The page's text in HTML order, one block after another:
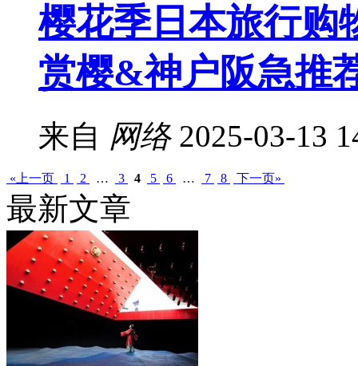
樱花季日本旅行购
赏樱&神户阪急推
来自 网络 2025-03-13
«上一页 1 2 … 3 4 5 6 … 7 8 下一页»
最新文章